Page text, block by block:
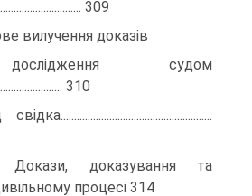
309
вилучення доказів
судом
310
доказування та
процесі 314